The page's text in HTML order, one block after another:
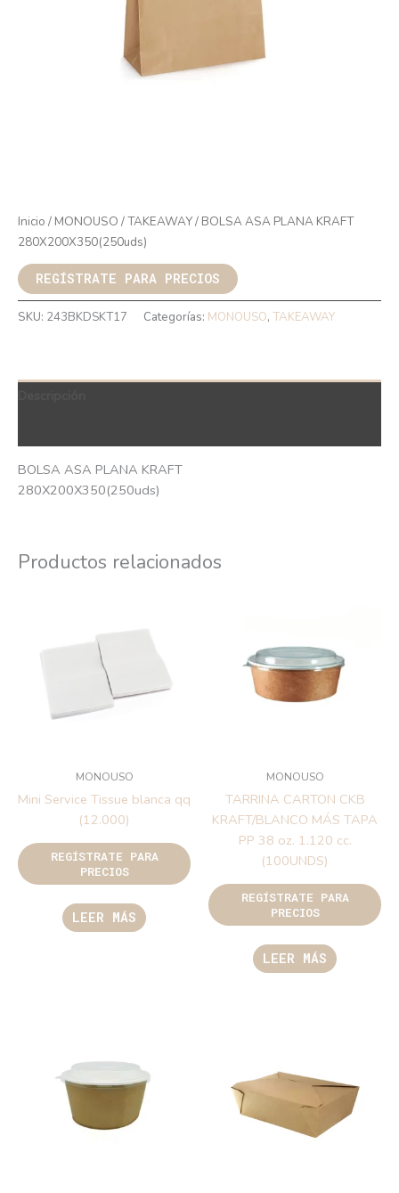
Inicio / MONOUSO /TAKEAWAY/ BOLSA ASA PLANA KRAFT
280X200X350(250uds)
REGÍSTRATE PARA PRECIOS
SKU: 243BKDSKT17 Categorías: MONOUSO, TAKEAWAY
BOLSA ASA PLANA KRAFT
280X200X350(250uds)
Productos relacionados
MONOUSO
Mini Service Tissue blanca qq
(12.000)
REGÍSTRATE PARA
PRECIOS
LEER MÁS
MONOUSO
TARRINA CARTON CKB
KRAFT/BLANCO MÁS TAPA
PP 38 oz. 1.120 cc.
(100UNDS)
REGÍSTRATE PARA
PRECIOS
LEER MÁS